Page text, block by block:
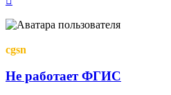
началу
cgsn
Не работает ФГИС